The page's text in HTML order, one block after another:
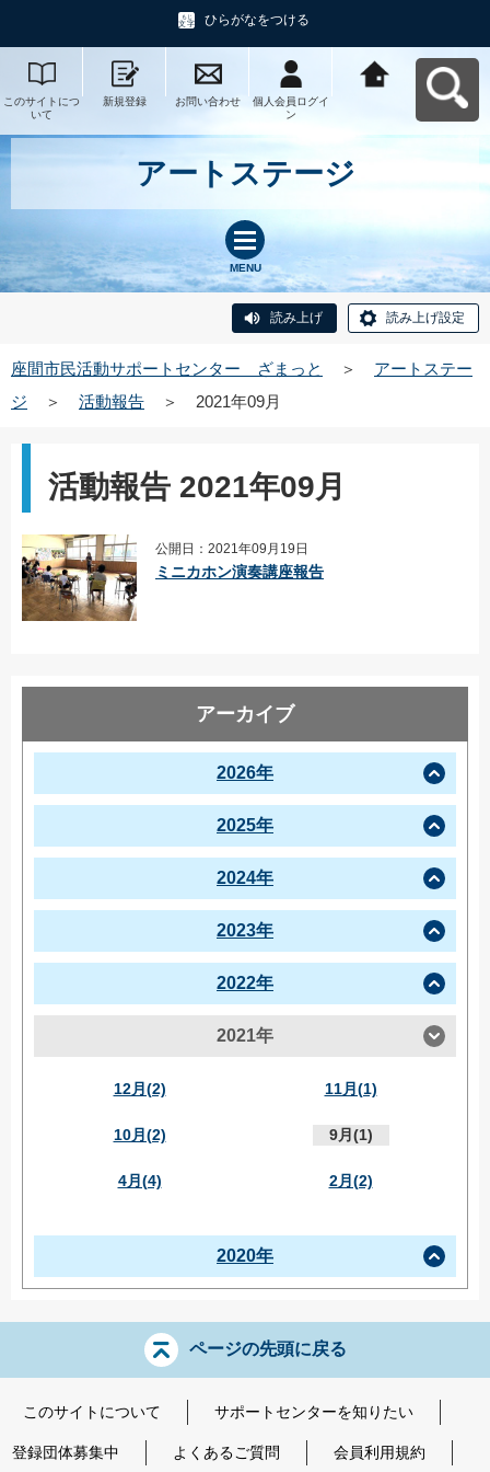
ひらがなをつける
このサイトにつ
いて
新規登録 お問い合わせ
個人会員ログイ
ン
アートステージ
MENU
読み上げ 読み上げ設定
座間市民活動サポートセンター ざまっと ＞
アートステー
ジ
＞ 活動報告 ＞ 2021年09月
活動報告 2021年09月
公開日：2021年09月19日
ミニカホン演奏講座報告
アーカイブ
2026年
2025年
2024年
2023年
2022年
2021年
12月(2) 11月(1)
10月(2) 9月(1)
4月(4) 2月(2)
2020年
ページの先頭に戻る
このサイトについて サポートセンターを知りたい
登録団体募集中 よくあるご質問 会員利用規約